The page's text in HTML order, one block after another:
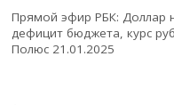
Прямой эфир РБК: Доллар
дефицит бюджета, курс
Полюс 21.01.2025